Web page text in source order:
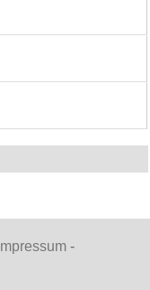
Impressum -